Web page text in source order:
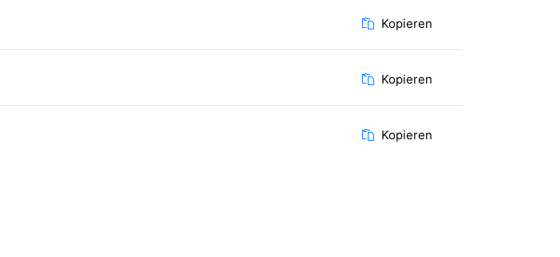
Kopieren
Kopieren
Kopieren